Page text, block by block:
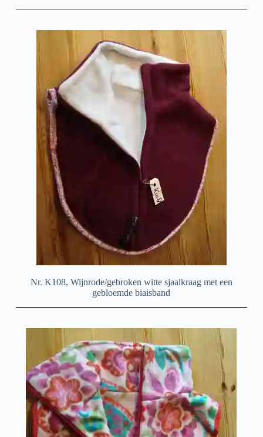
Nr. K108, Wijnrode/gebroken witte sjaalkraag met een
gebloemde biaisband